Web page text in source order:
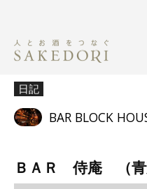
日記
BAR BLOCK
ＢＡＲ 侍庵 （青